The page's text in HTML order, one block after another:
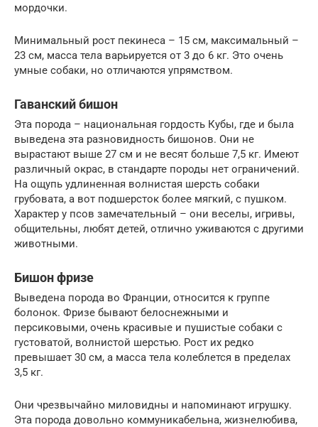
мордочки.
Минимальный рост пекинеса – 15 см, максимальный –
23 см, масса тела варьируется от 3 до 6 кг. Это очень
умные собаки, но отличаются упрямством.
Гаванский бишон
Эта порода – национальная гордость Кубы, где и была
выведена эта разновидность бишонов. Они не
вырастают выше 27 см и не весят больше 7,5 кг. Имеют
различный окрас, в стандарте породы нет ограничений.
На ощупь удлиненная волнистая шерсть собаки
грубовата, а вот подшерсток более мягкий, с пушком.
Характер у псов замечательный – они веселы, игривы,
общительны, любят детей, отлично уживаются с другими
животными.
Бишон фризе
Выведена порода во Франции, относится к группе
болонок. Фризе бывают белоснежными и
персиковыми, очень красивые и пушистые собаки с
густоватой, волнистой шерстью. Рост их редко
превышает 30 см, а масса тела колеблется в пределах
3,5 кг.
Они чрезвычайно миловидны и напоминают игрушку.
Эта порода довольно коммуникабельна, жизнелюбива,